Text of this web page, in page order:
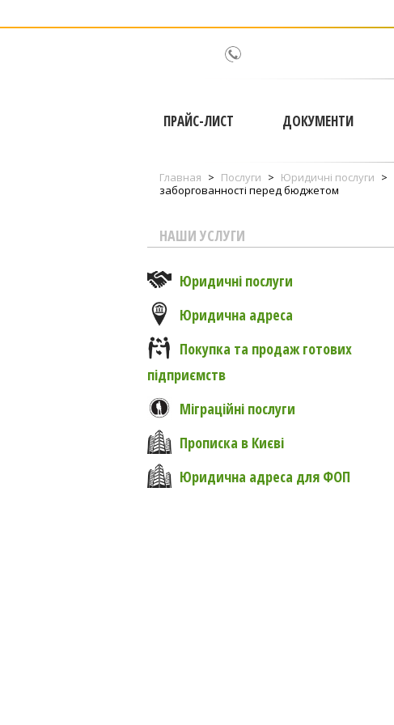
ПРАЙС-ЛИСТ ДОКУМЕНТИ
Главная > Послуги > Юридичні послуги >
заборгованності перед бюджетом
НАШИ УСЛУГИ
Юридичні послуги
Юридична адреса
Покупка та продаж готових
підприємств
Міграційні послуги
Прописка в Києві
Юридична адреса для ФОП